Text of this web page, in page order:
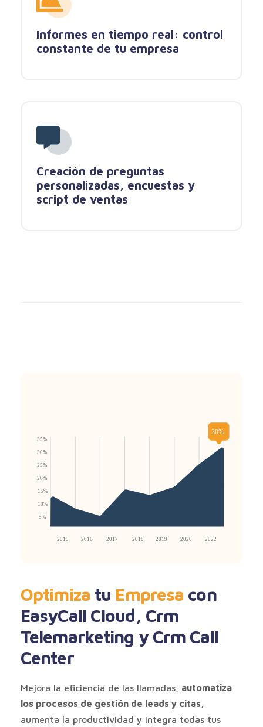
Informes en tiempo real: control
constante de tu empresa
Creación de preguntas
personalizadas, encuestas y
script de ventas
Optimiza tu Empresa con
EasyCall Cloud, Crm
Telemarketing y Crm Call
Center
Mejora la eficiencia de las llamadas, automatiza
los procesos de gestión de leads y citas
aumenta la productividad y integra todas tus